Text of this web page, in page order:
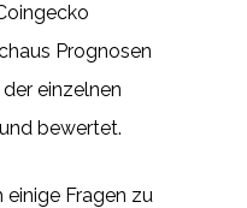
Prognosen
einzelnen
bewertet.
Fragen zu